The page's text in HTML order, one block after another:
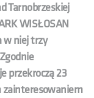
Tarnobrzeskiej
WISŁOSAN
w niej trzy
przekroczą 23
zainteresowaniem